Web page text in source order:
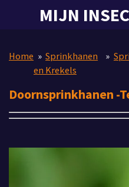
de
hoofdinhoud
MIJN
Home » Sprinkhanen
en Krekels
»
Doornsprinkhanen -